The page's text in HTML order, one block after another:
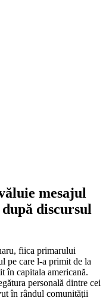
mesajul
discursul
fiica primarului
pe care l-a primit de la
în capitala americană.
personală dintre cei
în rândul comunității